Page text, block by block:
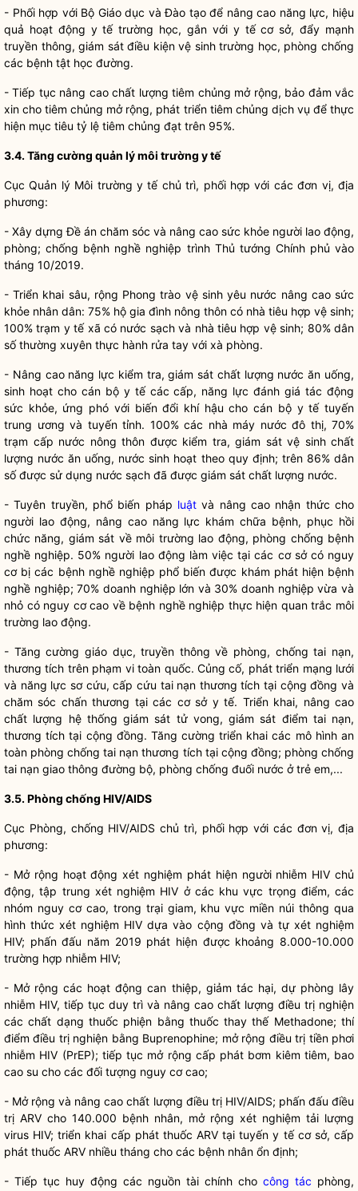
- Phối hợp với Bộ Giáo dục và Đào tạo để nâng cao năng lực, hiệu
quả hoạt động y tế trường học, gắn với y tế cơ sở, đẩy mạnh
truyền thông, giám sát điều kiện vệ sinh trường học, phòng chống
các bệnh tật học đường.
- Tiếp tục nâng cao chất lượng tiêm chủng mở rộng, bảo đảm vắc
xin cho tiêm chủng mở rộng, phát triển tiêm chủng dịch vụ để thực
hiện mục tiêu tỷ lệ tiêm chủng đạt trên 95%.
3.4. Tăng cường quản lý môi trường y tế
Cục Quản lý Môi trường y tế chủ trì, phối hợp với các đơn vị, địa
phương:
- Xây dựng Đề án chăm sóc và nâng cao sức khỏe người lao động,
phòng; chống bệnh nghề nghiệp trình Thủ tướng Chính phủ vào
tháng 10/2019.
- Triển khai sâu, rộng Phong trào vệ sinh yêu nước nâng cao sức
khỏe nhân dân: 75% hộ gia đình nông thôn có nhà tiêu hợp vệ sinh;
100% trạm y tế xã có nước sạch và nhà tiêu hợp vệ sinh; 80% dân
số thường xuyên thực hành rửa tay với xà phòng.
- Nâng cao năng lực kiểm tra, giám sát chất lượng nước ăn uống,
sinh hoạt cho cán bộ y tế các cấp, năng lực đánh giá tác động
sức khỏe, ứng phó với biến đổi khí hậu cho cán bộ y tế tuyến
trung ương và tuyến tỉnh. 100% các nhà máy nước đô thị, 70%
trạm cấp nước nông thôn được kiểm tra, giám sát vệ sinh chất
lượng nước ăn uống, nước sinh hoạt theo quy định; trên 86% dân
số được sử dụng nước sạch đã được giám sát chất lượng nước.
- Tuyên truyền, phổ biến pháp luật và nâng cao nhận thức cho
người lao động, nâng cao năng lực khám chữa bệnh, phục hồi
chức năng, giám sát về môi trường lao động, phòng chống bệnh
nghề nghiệp. 50% người lao động làm việc tại các cơ sở có nguy
cơ bị các bệnh nghề nghiệp phổ biến được khám phát hiện bệnh
nghề nghiệp; 70% doanh nghiệp lớn và 30% doanh nghiệp vừa và
nhỏ có nguy cơ cao về bệnh nghề nghiệp thực hiện quan trắc môi
trường lao động.
- Tăng cường giáo dục, truyền thông về phòng, chống tai nạn,
thương tích trên phạm vi toàn quốc. Củng cố, phát triển mạng lưới
và năng lực sơ cứu, cấp cứu tai nạn thương tích tại cộng đồng và
chăm sóc chấn thương tại các cơ sở y tế. Triển khai, nâng cao
chất lượng hệ thống giám sát tử vong, giám sát điểm tai nạn,
thương tích tại cộng đồng. Tăng cường triển khai các mô hình an
toàn phòng chống tai nạn thương tích tại cộng đồng; phòng chống
tai nạn giao thông đường bộ, phòng chống đuối nước ở trẻ em,...
3.5. Phòng chống HIV/AIDS
Cục Phòng, chống HIV/AIDS chủ trì, phối hợp với các đơn vị, địa
phương:
- Mở rộng hoạt động xét nghiệm phát hiện người nhiễm HIV chủ
động, tập trung xét nghiệm HIV ở các khu vực trọng điểm, các
nhóm nguy cơ cao, trong trại giam, khu vực miền núi thông qua
hình thức xét nghiệm HIV dựa vào cộng đồng và tự xét nghiệm
HIV; phấn đấu năm 2019 phát hiện được khoảng 8.000-10.000
trường hợp nhiễm HIV;
- Mở rộng các hoạt động can thiệp, giảm tác hại, dự phòng lây
nhiễm HIV, tiếp tục duy trì và nâng cao chất lượng điều trị nghiện
các chất dạng thuốc phiện bằng thuốc thay thế Methadone; thí
điểm điều trị nghiện bằng Buprenophine; mở rộng điều trị tiền phơi
nhiễm HIV (PrEP); tiếp tục mở rộng cấp phát bơm kiêm tiêm, bao
cao su cho các đối tượng nguy cơ cao;
- Mở rộng và nâng cao chất lượng điều trị HIV/AIDS; phấn đấu điều
trị ARV cho 140.000 bệnh nhân, mở rộng xét nghiệm tải lượng
virus HIV; triển khai cấp phát thuốc ARV tại tuyến y tế cơ sở, cấp
phát thuốc ARV nhiều tháng cho các bệnh nhân ổn định;
- Tiếp tục huy động các nguồn tài chính cho công tác phòng,